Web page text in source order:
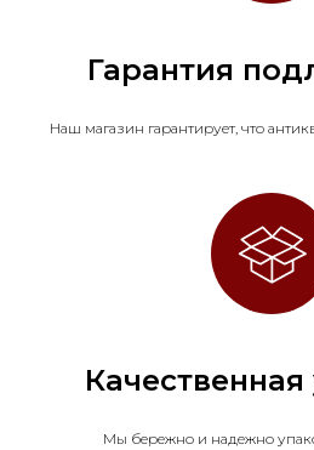
Гарантия
Наш магазин гарантирует, что
Качественная
Мы бережно и надежно